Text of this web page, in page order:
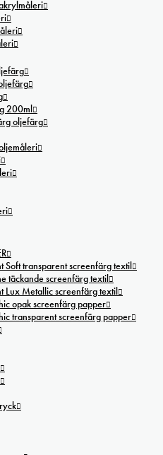
200ml
oljefärg
Soft transparent screenfärg textil
täckande screenfärg textil
Lux Metallic screenfärg textil
opak screenfärg papper
transparent screenfärg papper